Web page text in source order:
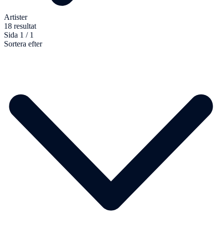
Artister
18 resultat
Sida 1 / 1
Sortera efter